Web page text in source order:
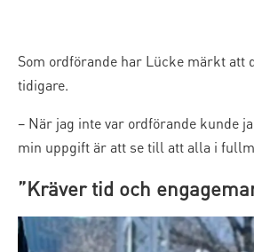
Som ordförande har Lücke märkt
tidigare.
– När jag inte var ordförande kunde
min uppgift är att se till att alla i
”Kräver tid och